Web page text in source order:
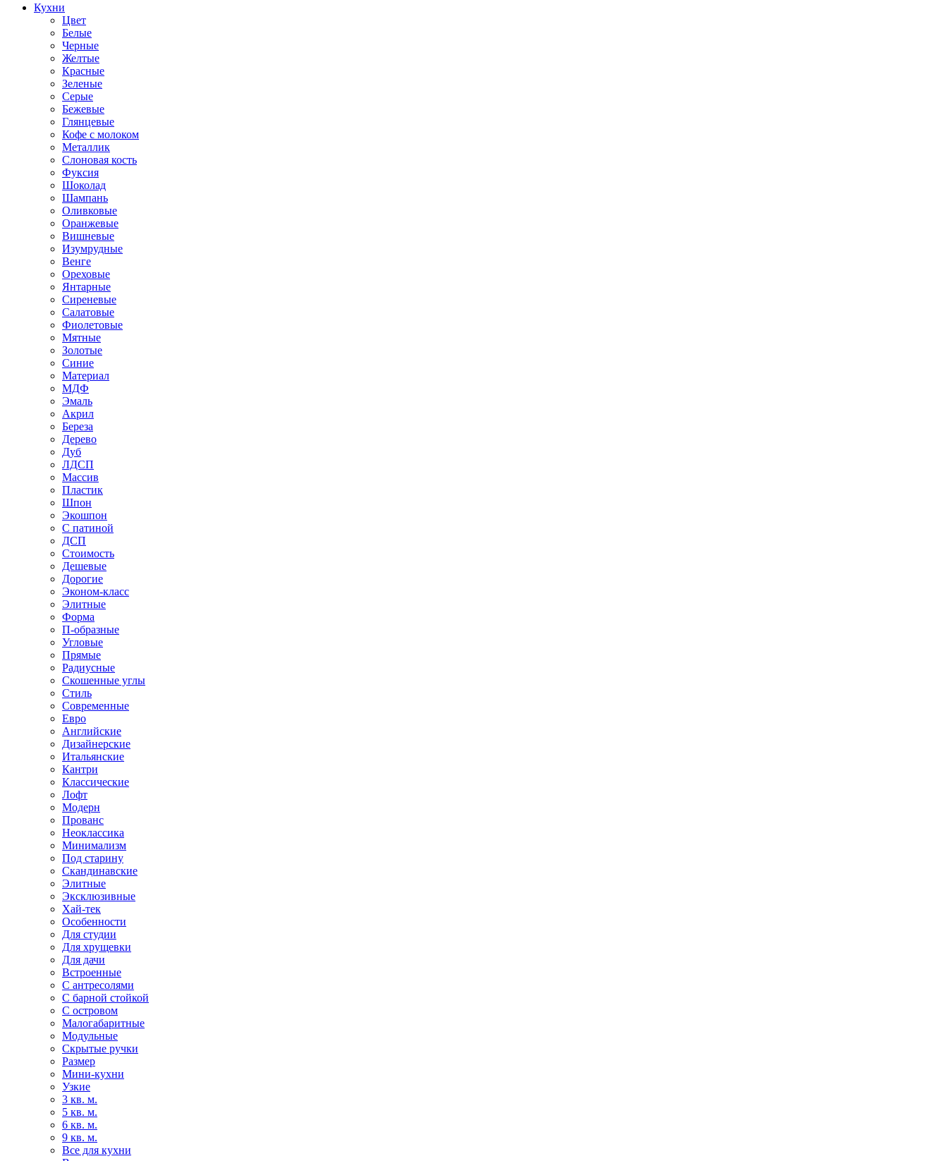
Кухни
Цвет
Белые
Черные
Желтые
Красные
Зеленые
Серые
Бежевые
Глянцевые
Кофе с молоком
Металлик
Слоновая кость
Фуксия
Шоколад
Шампань
Оливковые
Оранжевые
Вишневые
Изумрудные
Венге
Ореховые
Янтарные
Сиреневые
Салатовые
Фиолетовые
Мятные
Золотые
Синие
Материал
МДФ
Эмаль
Акрил
Береза
Дерево
Дуб
ЛДСП
Массив
Пластик
Шпон
Экошпон
С патиной
ДСП
Стоимость
Дешевые
Дорогие
Эконом-класс
Элитные
Форма
П-образные
Угловые
Прямые
Радиусные
Скошенные углы
Стиль
Современные
Евро
Английские
Дизайнерские
Итальянские
Кантри
Классические
Лофт
Модерн
Прованс
Неоклассика
Минимализм
Под старину
Скандинавские
Элитные
Эксклюзивные
Хай-тек
Особенности
Для студии
Для хрущевки
Для дачи
Встроенные
С антресолями
С барной стойкой
С островом
Малогабаритные
Модульные
Скрытые ручки
Размер
Мини-кухни
Узкие
3 кв. м.
5 кв. м.
6 кв. м.
9 кв. м.
Все для кухни